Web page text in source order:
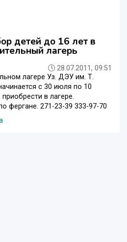
детей до 16 лет в
лагерь
28.07.2011, 09:51
лагере Уз. ДЭУ им. Т.
с 30 июля по 10
в лагере.
фергане. 271-23-39 333-97-70